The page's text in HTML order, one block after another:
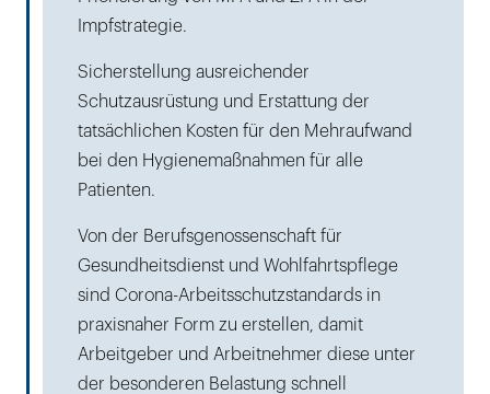
Impfstrategie.
Sicherstellung ausreichender
Schutzausrüstung und Erstattung der
tatsächlichen Kosten für den Mehraufwand
bei den Hygienemaßnahmen für alle
Patienten.
Von der Berufsgenossenschaft für
Gesundheitsdienst und Wohlfahrtspflege
sind Corona-Arbeitsschutzstandards in
praxisnaher Form zu erstellen, damit
Arbeitgeber und Arbeitnehmer diese unter
der besonderen Belastung schnell